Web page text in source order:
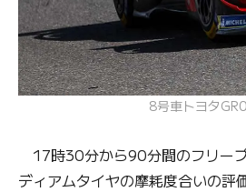
8号車トヨタ
17時30分から90分間のフリー
ディアムタイヤの摩耗度合いの評